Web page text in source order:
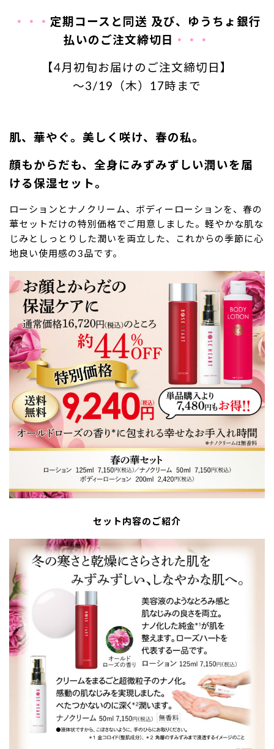
・・・ 定期コースと同送 及び、ゆうちょ銀行
払いのご注文締切日
・・・
【4月初旬お届けのご注文締切日】
～3/19
（木）17時まで
肌、華やぐ。美しく咲け、春の私。
顔もからだも、全身にみずみずしい潤いを届
ける保湿セット。
ローションとナノクリーム、ボディーローションを、春の
華セットだけの特別価格でご用意しました。軽やかな肌な
じみとしっとりした潤いを両立した、これからの季節に心
地良い使用感の3品です。
セット内容のご紹介